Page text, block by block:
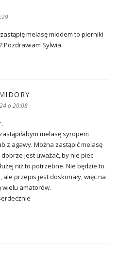
melasę miodem to pierniki
Pozdrawiam Sylwia
o 20:08
melasę syropem
z agawy. Można zastąpić melasę
jest uważać, by nie piec
niż to potrzebne. Nie będzie to
ale przepis jest doskonały, więc na
amatorów.